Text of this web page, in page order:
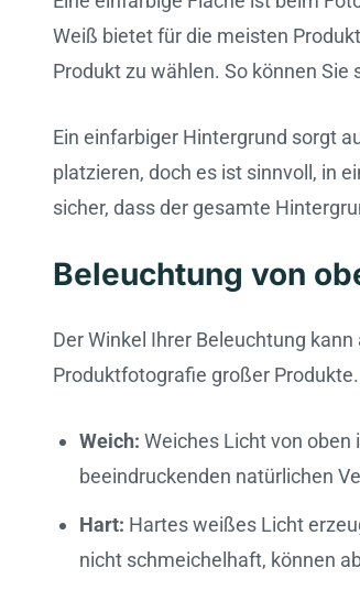
Weiß bietet für die meisten
Produkt zu wählen. So können
Ein einfarbiger Hintergrund sorgt
platzieren, doch es ist sinnvoll, in
sicher, dass der gesamte
Beleuchtung von
Der Winkel Ihrer Beleuchtung
Produktfotografie großer
Weich: Weiches Licht von
beeindruckenden natürlichen
Hart: Hartes weißes Licht
nicht schmeichelhaft, können